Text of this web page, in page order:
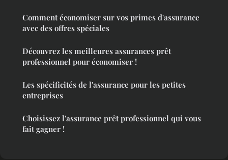
Comment économiser sur vos primes d'assurance
avec des offres spéciales
Découvrez les meilleures assurances prêt
professionnel pour économiser !
Les spécificités de l'assurance pour les petites
entreprises
Choisissez l'assurance prêt professionnel qui vous
fait gagner !